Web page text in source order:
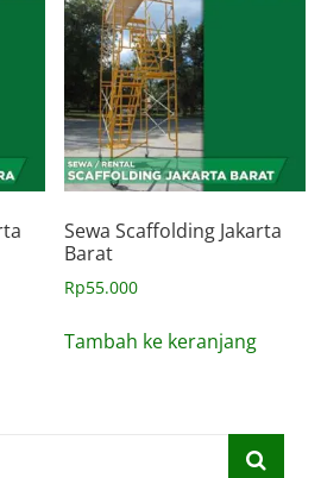
Sewa Scaffolding Jakarta
Barat
Rp55.000
Tambah ke keranjang